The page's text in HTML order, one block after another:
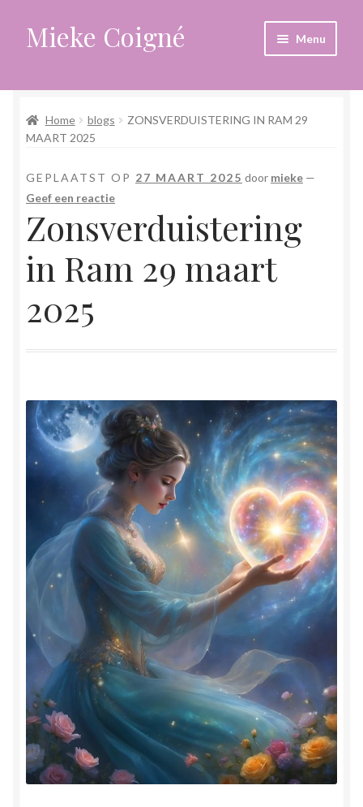
Ga
door
navigatie
Ga
naar
inhoud
Mieke Coigné Menu
Afrekenen
Anders leven in een sterk veranderende tijd
Magische helende verhalen ©Mieke
Mijn account
Mindfulness en Hartcoherentie
Narcisme
Nieuw boek ‘Pareltjes in de Oceaan.’ Meditatieve haiku’s
in woord en beeld
Priesteressen van Isis- Hal der Zuilen
Privacybeleid
Stress en Burn-out Coaching
Tarot
Home blogs
ZONSVERDUISTERING IN RAM 29
MAART 2025
GEPLAATST OP 27 MAART 2025 door mieke —
Geef een reactie
Zonsverduistering
in Ram 29 maart
2025